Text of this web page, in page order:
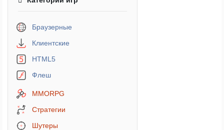
Браузерные
Клиентские
HTML5
Флеш
MMORPG
Стратегии
Шутеры